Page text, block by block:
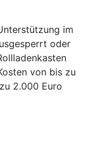
im
oder
von bis zu
2.000 Euro